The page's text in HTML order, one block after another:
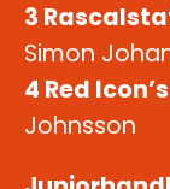
3
Simon
4 Red Icon’s
Johnsson